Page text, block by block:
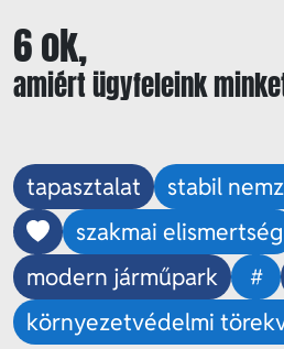
6 ok,
amiért ügyfeleink
tapasztalat
stabil
szakmai elismertség
modern járműpark
környezetvédelmi